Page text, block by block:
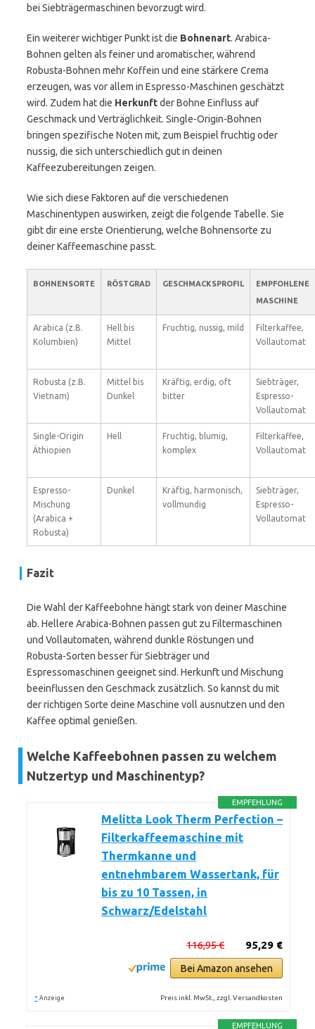
bei Siebträgermaschinen bevorzugt wird.
Ein weiterer wichtiger Punkt ist die Bohnenart. Arabica-
Bohnen gelten als feiner und aromatischer, während
Robusta-Bohnen mehr Koffein und eine stärkere Crema
erzeugen, was vor allem in Espresso-Maschinen geschätzt
wird. Zudem hat die Herkunftder Bohne Einfluss auf
Geschmack und Verträglichkeit. Single-Origin-Bohnen
bringen spezifische Noten mit, zum Beispiel fruchtig oder
nussig, die sich unterschiedlich gut in deinen
Kaffeezubereitungen zeigen.
Wie sich diese Faktoren auf die verschiedenen
Maschinentypen auswirken, zeigt die folgende Tabelle. Sie
gibt dir eine erste Orientierung, welche Bohnensorte zu
deiner Kaffeemaschine passt.
BOHNENSORTE RÖSTGRAD GESCHMACKSPROFIL
EMPFOHLENE
MASCHINE
Arabica (z.B.
Kolumbien)
Hell bis
Mittel
Fruchtig, nussig, mild
Filterkaffee,
Vollautomat
Robusta (z.B.
Vietnam)
Mittel bis
Dunkel
Kräftig, erdig, oft
bitter
Siebträger,
Espresso-
Vollautomat
Single-Origin
Äthiopien
Hell
Fruchtig, blumig,
komplex
Filterkaffee,
Vollautomat
Espresso-
Mischung
(Arabica +
Robusta)
Dunkel
Kräftig, harmonisch,
vollmundig
Siebträger,
Espresso-
Vollautomat
Fazit
Die Wahl der Kaffeebohne hängt stark von deiner Maschine
ab. Hellere Arabica-Bohnen passen gut zu Filtermaschinen
und Vollautomaten, während dunkle Röstungen und
Robusta-Sorten besser für Siebträger und
Espressomaschinen geeignet sind. Herkunft und Mischung
beeinflussen den Geschmack zusätzlich. So kannst du mit
der richtigen Sorte deine Maschine voll ausnutzen und den
Kaffee optimal genießen.
Welche Kaffeebohnen passen zu welchem
Nutzertyp und Maschinentyp?
EMPFEHLUNG
Melitta Look Therm Perfection –
Filterkaffeemaschine mit
Thermkanne und
entnehmbarem Wassertank, für
bis zu 10 Tassen, in
Schwarz/Edelstahl
95,29 €
116,95 €
Bei Amazon ansehen
* Anzeige Preis inkl. MwSt., zzgl. Versandkosten
EMPFEHLUNG